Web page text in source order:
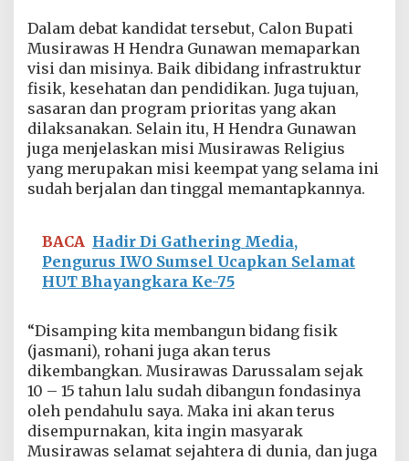
m
M
u
s
i
r
a
w
a
R
i
g
i
Dalam debat kandidat tersebut, Calon Bupati
Musirawas H Hendra Gunawan memaparkan
visi dan misinya. Baik dibidang infrastruktur
fisik, kesehatan dan pendidikan. Juga tujuan,
sasaran dan program prioritas yang akan
dilaksanakan. Selain itu, H Hendra Gunawan
juga menjelaskan misi Musirawas Religius
yang merupakan misi keempat yang selama ini
sudah berjalan dan tinggal memantapkannya.
BACA Hadir Di Gathering Media,
Pengurus IWO Sumsel Ucapkan Selamat
HUT Bhayangkara Ke-75
“Disamping kita membangun bidang fisik
(jasmani), rohani juga akan terus
dikembangkan. Musirawas Darussalam sejak
10 – 15 tahun lalu sudah dibangun fondasinya
oleh pendahulu saya. Maka ini akan terus
disempurnakan, kita ingin masyarak
Musirawas selamat sejahtera di dunia, dan juga